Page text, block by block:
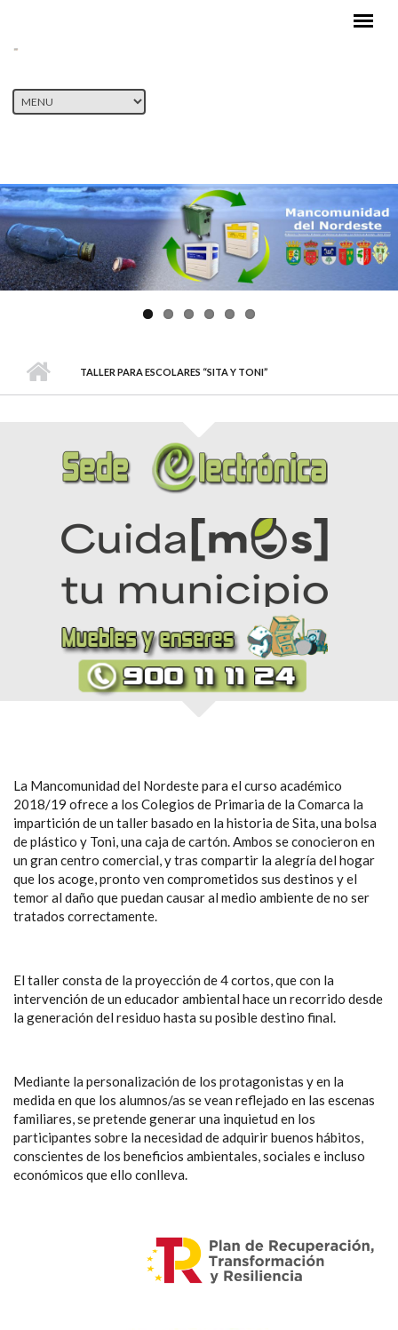
TALLER PARA ESCOLARES “SITA Y TONI”
La Mancomunidad del Nordeste para el curso académico
2018/19 ofrece a los Colegios de Primaria de la Comarca la
impartición de un taller basado en la historia de Sita, una bolsa
de plástico y Toni, una caja de cartón. Ambos se conocieron en
un gran centro comercial, y tras compartir la alegría del hogar
que los acoge, pronto ven comprometidos sus destinos y el
temor al daño que puedan causar al medio ambiente de no ser
tratados correctamente.
El taller consta de la proyección de 4 cortos, que con la
intervención de un educador ambiental hace un recorrido desde
la generación del residuo hasta su posible destino final.
Mediante la personalización de los protagonistas y en la
medida en que los alumnos/as se vean reflejado en las escenas
familiares, se pretende generar una inquietud en los
participantes sobre la necesidad de adquirir buenos hábitos,
conscientes de los beneficios ambientales, sociales e incluso
económicos que ello conlleva.